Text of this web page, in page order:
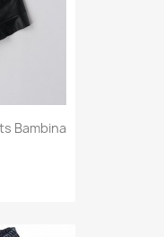
Bambina